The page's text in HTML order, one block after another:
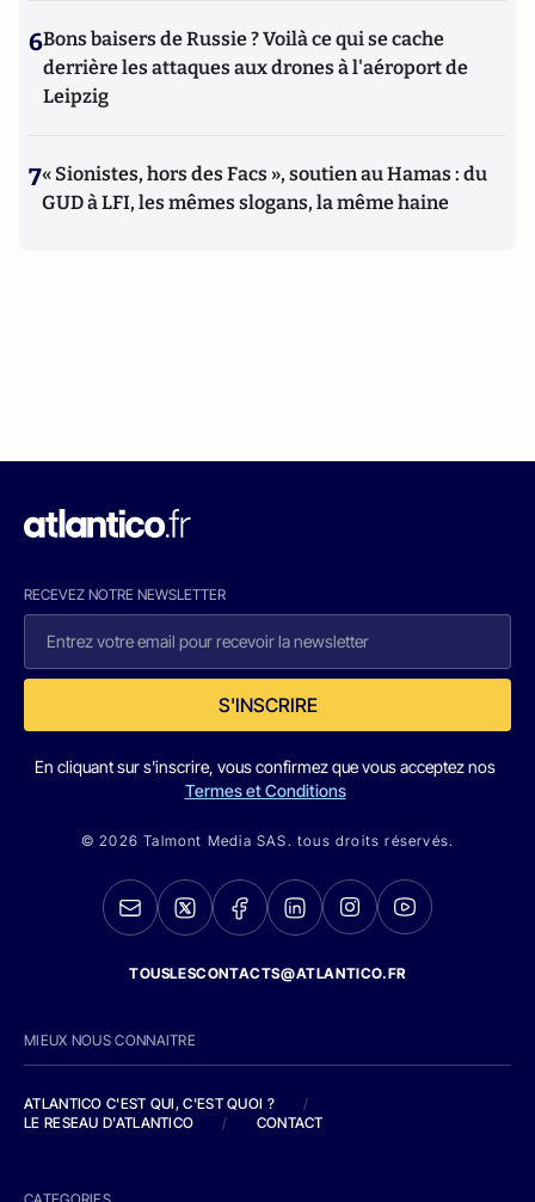
6Bons baisers de Russie ? Voilà ce qui se cache
derrière les attaques aux drones à l'aéroport de
Leipzig
7« Sionistes, hors des Facs », soutien au Hamas : du
GUD à LFI, les mêmes slogans, la même haine
RECEVEZ NOTRE NEWSLETTER
S'INSCRIRE
En cliquant sur s'inscrire, vous confirmez que vous acceptez nos
Termes et Conditions
© 2026 Talmont Media SAS. tous droits réservés.
TOUSLESCONTACTS@ATLANTICO.FR
MIEUX NOUS CONNAITRE
ATLANTICO C'EST QUI, C'EST QUOI ?
/
LE RESEAU D'ATLANTICO
/ CONTACT